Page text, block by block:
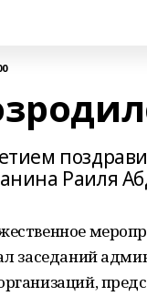
Раиля
заседаний